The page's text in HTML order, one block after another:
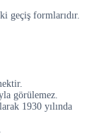
geçiş formlarıdır.
görülemez.
1930 yılında